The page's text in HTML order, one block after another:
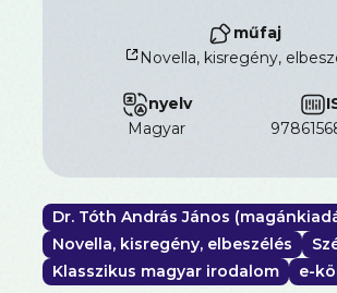
műfaj
Novella, kisregény,
nyelv
magyar
Dr. Tóth András János
Novella, kisregény, elbeszélés
Klasszikus magyar irodalom
e-